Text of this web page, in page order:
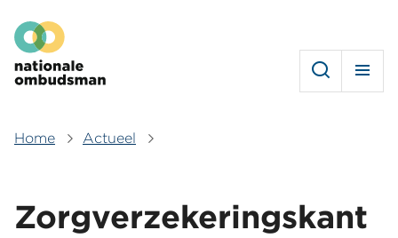
en
naar
de
gaan
Hoofdmenu
Home Actueel
Zorgverzekeringskant